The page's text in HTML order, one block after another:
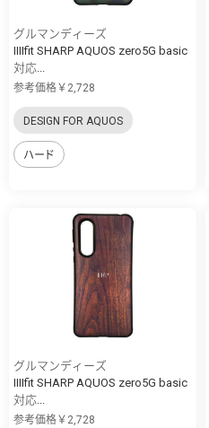
グルマンディーズ
IIIIfit SHARP AQUOS zero5G basic
対応...
参考価格￥2,728
DESIGN FOR AQUOS
ハード
グルマンディーズ
IIIIfit SHARP AQUOS zero5G basic
対応...
参考価格￥2,728